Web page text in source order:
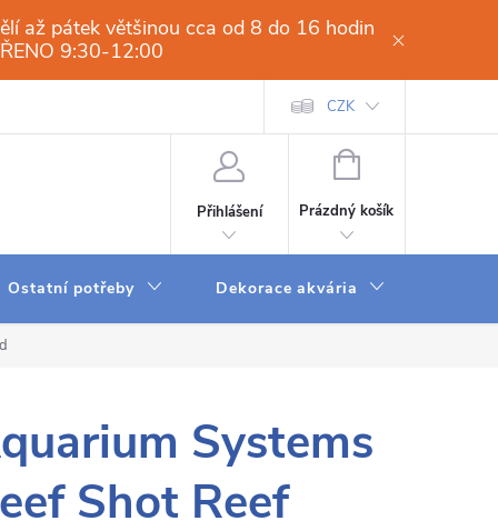
až pátek většinou cca od 8 do 16 hodin
9:30-12:00
Obchodní podmínky Dodací a platební
CZK
Přihlášení
NÁKUPNÍ
Prázdný košík
Ostatní potřeby Dekorace akvária
Systems
Shot Reef